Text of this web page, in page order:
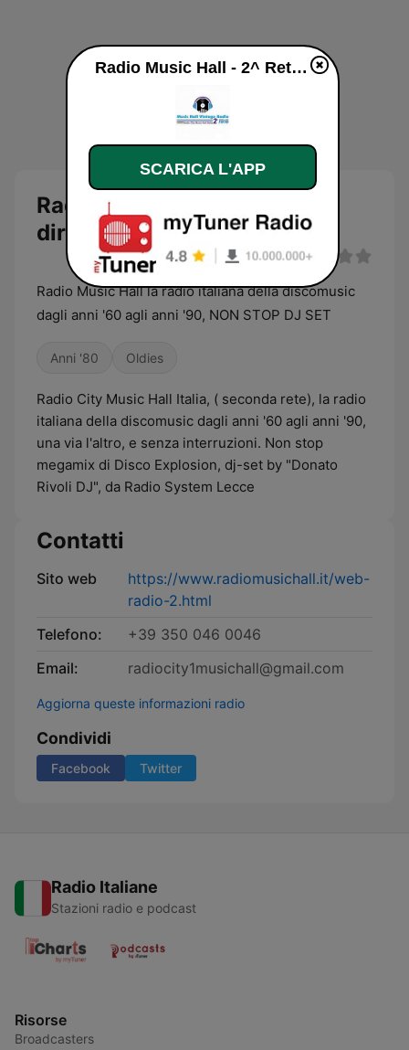
Radio Music Hall - 2^ Rete
diretta
Radio Music Hall la radio italiana della discomusic
dagli anni '60 agli anni '90, NON STOP DJ SET
Anni '80 Oldies
Radio City Music Hall Italia, ( seconda rete), la radio
italiana della discomusic dagli anni '60 agli anni '90,
una via l'altro, e senza interruzioni. Non stop
megamix di Disco Explosion, dj-set by "Donato
Rivoli DJ", da Radio System Lecce
Contatti
Sito web
https://www.radiomusichall.it/web-
radio-2.html
Telefono:
+39 350 046 0046
Email:
radiocity1musichall@gmail.com
Aggiorna queste informazioni radio
Condividi
Facebook Twitter
Radio Italiane
Stazioni radio e podcast
Risorse
Broadcasters
Radio Music Hall - 2^ Rete diretta
SCARICA L'APP